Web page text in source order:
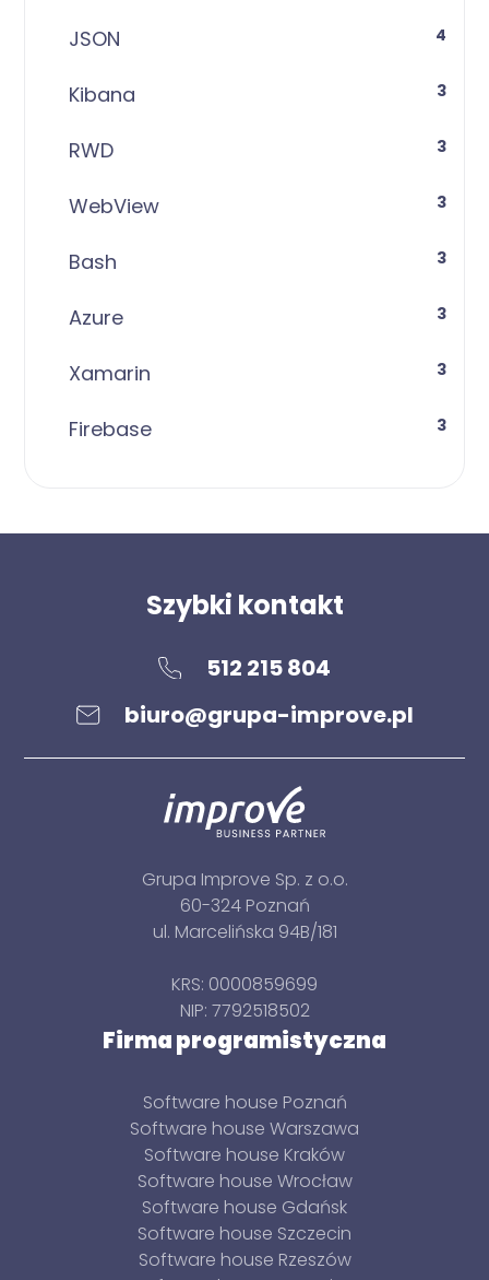
JSON 4
Kibana 3
RWD 3
WebView 3
Bash 3
Azure 3
Xamarin 3
Firebase 3
Szybki kontakt
512 215 804
biuro@grupa-improve.pl
Grupa Improve Sp. z o.o.
60-324 Poznań
ul. Marcelińska 94B/181
KRS: 0000859699
NIP: 7792518502
Firma programistyczna
Software house Poznań
Software house Warszawa
Software house Kraków
Software house Wrocław
Software house Gdańsk
Software house Szczecin
Software house Rzeszów